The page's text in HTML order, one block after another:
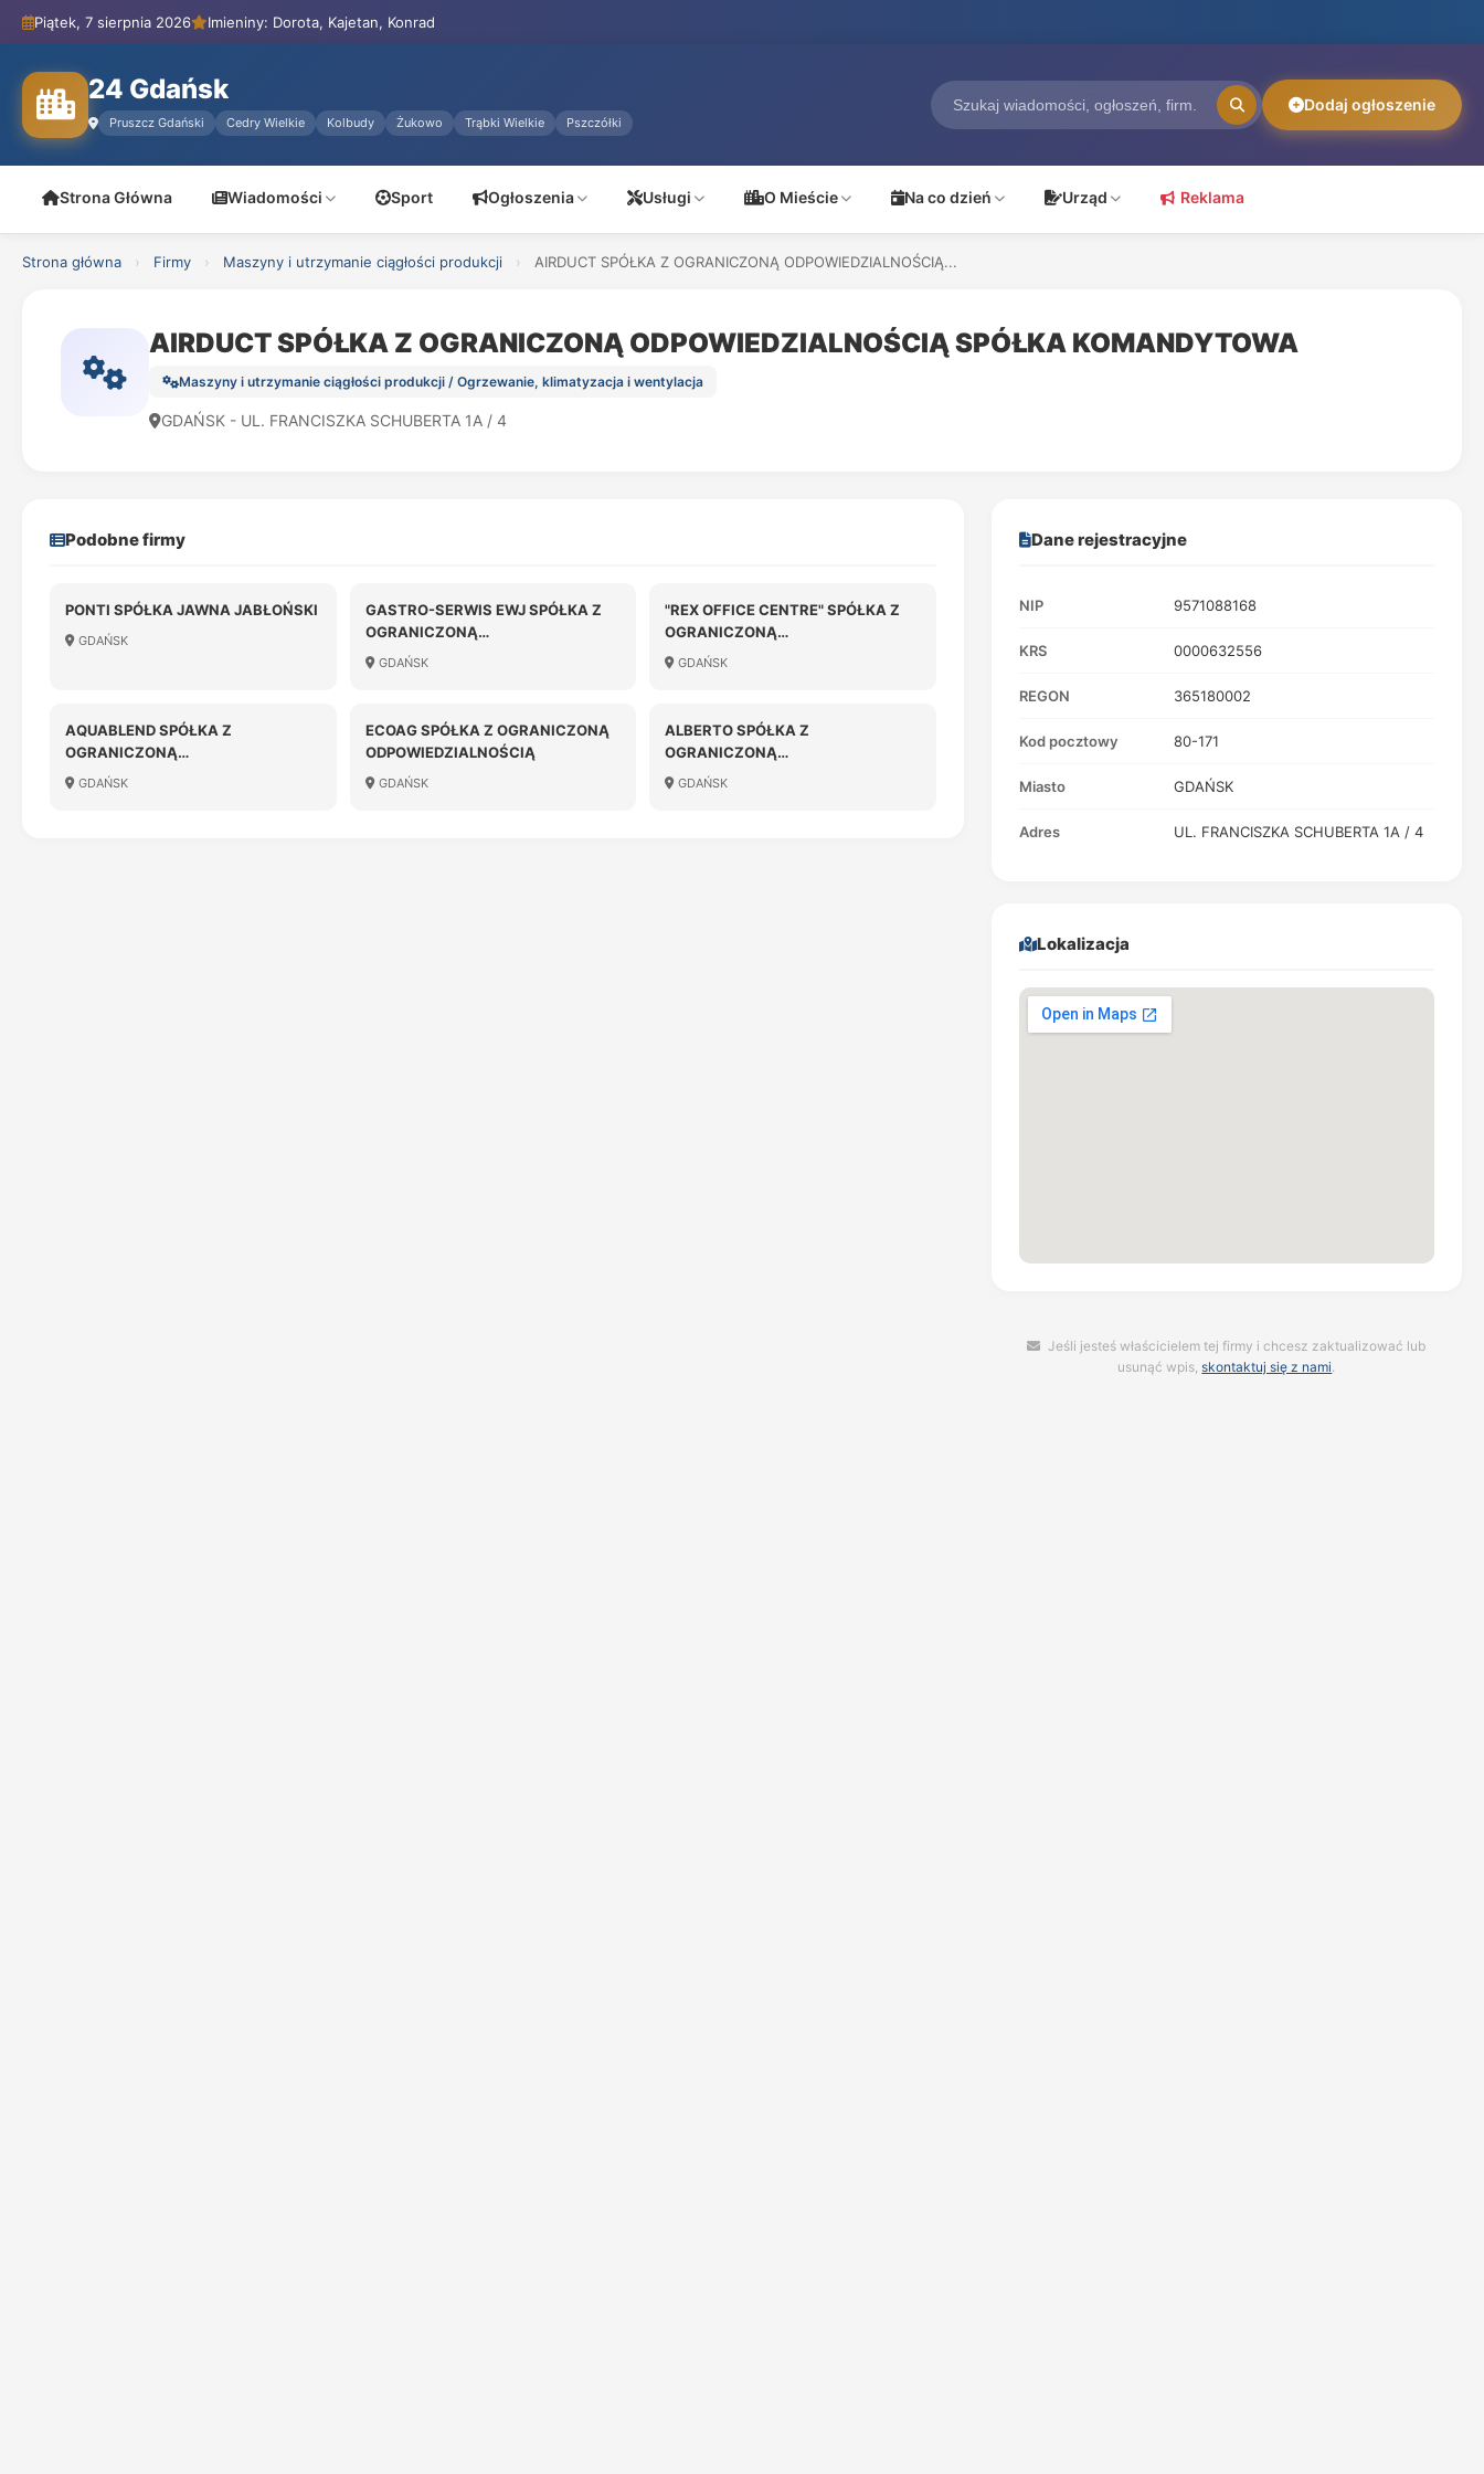
Piątek, 7 sierpnia 2026 Imieniny: Dorota, Kajetan, Konrad
24 Gdańsk
Pruszcz Gdański Cedry Wielkie Kolbudy Żukowo Trąbki Wielkie Pszczółki
Dodaj ogłoszenie
Strona Główna Wiadomości Sport Ogłoszenia Usługi O Mieście Na co dzień Urząd Reklama
Strona główna › Firmy › Maszyny i utrzymanie ciągłości produkcji › AIRDUCT SPÓŁKA Z OGRANICZONĄ ODPOWIEDZIALNOŚCIĄ...
AIRDUCT SPÓŁKA Z OGRANICZONĄ ODPOWIEDZIALNOŚCIĄ SPÓŁKA KOMANDYTOWA
Maszyny i utrzymanie ciągłości produkcji / Ogrzewanie, klimatyzacja i wentylacja
GDAŃSK - UL. FRANCISZKA SCHUBERTA 1A / 4
Podobne firmy
PONTI SPÓŁKA JAWNA JABŁOŃSKI
GDAŃSK
GASTRO-SERWIS EWJ SPÓŁKA Z
OGRANICZONĄ
ODPOWIEDZIALNOŚCIĄ
GDAŃSK
"REX OFFICE CENTRE" SPÓŁKA Z
OGRANICZONĄ
ODPOWIEDZIALNOŚCIĄ
GDAŃSK
AQUABLEND SPÓŁKA Z
OGRANICZONĄ
ODPOWIEDZIALNOŚCIĄ
GDAŃSK
ECOAG SPÓŁKA Z OGRANICZONĄ
ODPOWIEDZIALNOŚCIĄ
GDAŃSK
ALBERTO SPÓŁKA Z
OGRANICZONĄ
ODPOWIEDZIALNOŚCIĄ
GDAŃSK
Dane rejestracyjne
NIP 9571088168
KRS 0000632556
REGON 365180002
Kod pocztowy 80-171
Miasto GDAŃSK
Adres UL. FRANCISZKA SCHUBERTA 1A / 4
Lokalizacja
Jeśli jesteś właścicielem tej firmy i chcesz zaktualizować lub
usunąć wpis,skontaktuj się z nami.